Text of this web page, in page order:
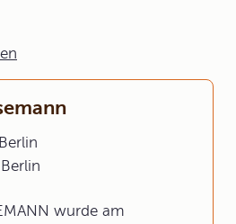
wurde am